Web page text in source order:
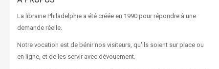
La librairie Philadelphie a été créée en 1990 pour répondre à une
demande réelle.
Notre vocation est de bénir nos visiteurs, qu'ils soient sur place ou
en ligne, et de les servir avec dévouement.